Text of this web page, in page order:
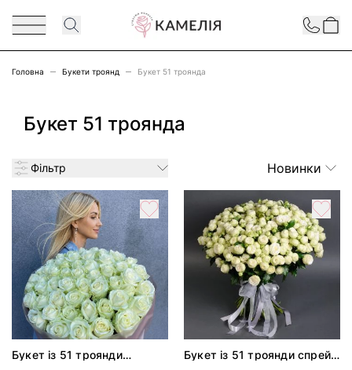
Contact
Головна Букети троянд Букет 51 троянда
Букет 51 троянда
Фільтр Новинки
Букет із 51 троянди
Букет із 51 троянди спрей